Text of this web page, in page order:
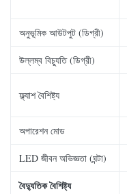
অনুভূমিক আউটপুট (ডিগ্রী)
উল্লম্ব বিচ্যুতি (ডিগ্রী)
ফ্ল্যাশ বৈশিষ্ট্য
অপারেশন মোড
LED জীবন অভিজ্ঞতা (ঘন্টা)
বৈদ্যুতিক বৈশিষ্ট্য